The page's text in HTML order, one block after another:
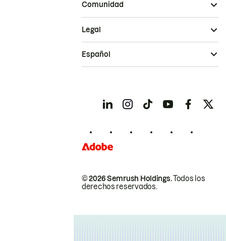
Comunidad
© 2026 Semrush Holdings.Todos los
derechos reservados.
Legal
Español